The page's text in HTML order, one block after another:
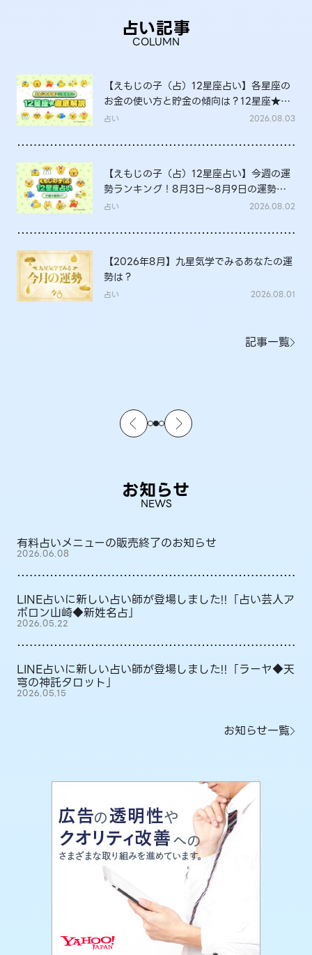
占い記事
COLUMN
【えもじの子（占）12星座占い】各星座の
お金の使い方と貯金の傾向は？12星座★徹
底解説
占い 2026.08.03
【えもじの子（占）12星座占い】今週の運
勢ランキング！8月3日～8月9日の運勢
は？
占い 2026.08.02
【2026年8月】九星気学でみるあなたの運
勢は？
占い 2026.08.01
記事一覧
お知らせ
NEWS
有料占いメニューの販売終了のお知らせ
2026.06.08
LINE占いに新しい占い師が登場しました!!「占い芸人ア
ポロン山崎◆新姓名占」
2026.05.22
LINE占いに新しい占い師が登場しました!!「ラーヤ◆天
穹の神託タロット」
2026.05.15
お知らせ一覧